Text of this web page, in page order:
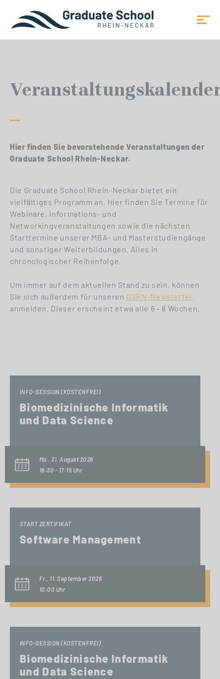
Hier finden Sie bevorstehende Veranstaltungen der
Graduate School Rhein-Neckar.
Die Graduate School Rhein-Neckar bietet ein
vielfältiges Programm an. Hier finden Sie Termine für
Webinare, Informations- und
Networkingveranstaltungen sowie die nächsten
Starttermine unserer MBA- und Masterstudiengänge
und sonstiger Weiterbildungen. Alles in
chronologischer Reihenfolge.
Um immer auf dem aktuellen Stand zu sein, können
Sie sich außerdem für unseren GSRN-Newsletter
anmelden. Dieser erscheint etwa alle 6 - 8 Wochen.
INFO-SESSION (KOSTENFREI)
Biomedizinische Informatik
und Data Science
Mo., 31. August 2026
16:30 - 17:15 Uhr
START ZERTIFIKAT
Software Management
Fr., 11. September 2026
10:00 Uhr
INFO-SESSION (KOSTENFREI)
Biomedizinische Informatik
und Data Science